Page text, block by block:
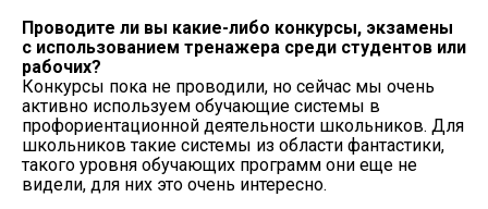
Проводите ли вы какие-либо конкурсы, экзамены
с использованием тренажера среди студентов или
рабочих?
Конкурсы пока не проводили, но сейчас мы очень
активно используем обучающие системы в
профориентационной деятельности школьников. Для
школьников такие системы из области фантастики,
такого уровня обучающих программ они еще не
видели, для них это очень интересно.